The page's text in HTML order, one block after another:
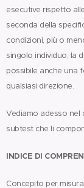
esecutive rispetto
seconda della
condizioni, più o
singolo individuo, la
possibile anche una
qualsiasi direzione.
Vediamo adesso nel
subtest che li
INDICE DI
Concepito per